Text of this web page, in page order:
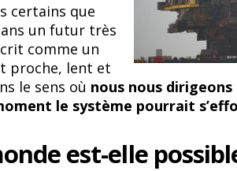
certains que
un futur très
comme un
proche, lent et
le sens où nous nous
le système pourrait
est-elle